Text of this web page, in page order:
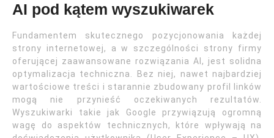
AI pod kątem wyszukiwarek
Fundamentem skutecznego pozycjonowania każdej
strony internetowej, a w szczególności strony firmy
oferującej zaawansowane rozwiązania AI, jest solidna
optymalizacja techniczna. Bez niej, nawet najbardziej
wartościowe treści i starannie zbudowany profil linków
mogą nie przynieść oczekiwanych rezultatów.
Wyszukiwarki takie jak Google przywiązują ogromną
wagę do aspektów technicznych, które wpływają na